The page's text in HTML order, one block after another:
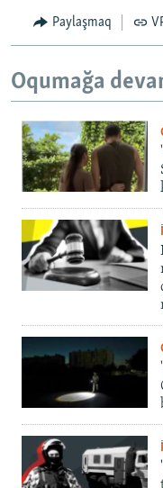
Paylaşmaq
Oqumağa